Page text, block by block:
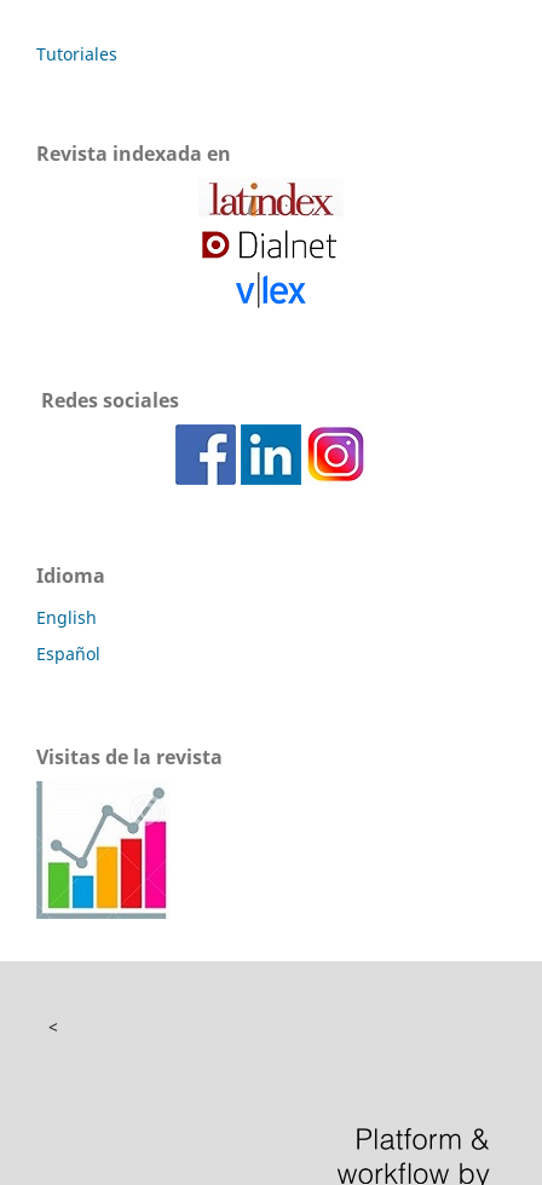
Tutoriales
Revista indexada en
Redes sociales
Idioma
English
Español
Visitas de la revista
<